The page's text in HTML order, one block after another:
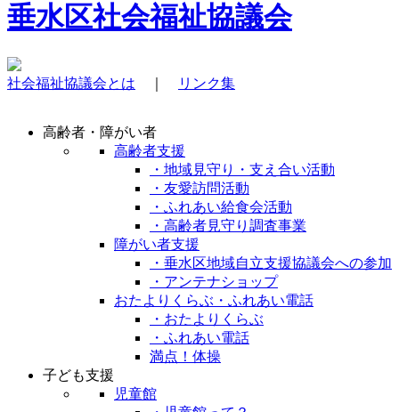
垂水区社会福祉協議会
社会福祉協議会とは リンク集
高齢者・障がい者
高齢者支援
・地域見守り・支え合い活動
・友愛訪問活動
・ふれあい給食会活動
・高齢者見守り調査事業
障がい者支援
・垂水区地域自立支援協議会への参加
・アンテナショップ
おたよりくらぶ・ふれあい電話
・おたよりくらぶ
・ふれあい電話
満点！体操
子ども支援
児童館